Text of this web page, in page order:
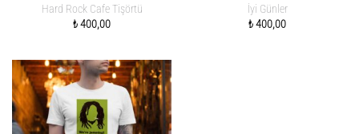
Hard Rock Cafe Tişörtü
₺400,00
İyi Günler
₺400,00